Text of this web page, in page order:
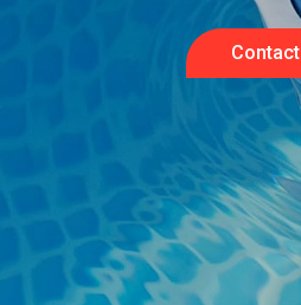
Contact